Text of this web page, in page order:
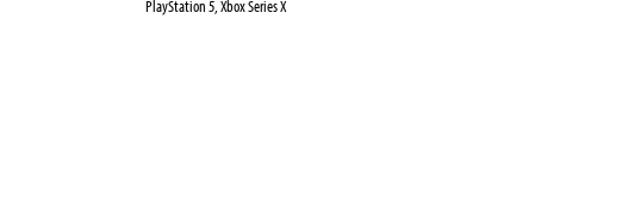
PlayStation 5, Xbox Series X